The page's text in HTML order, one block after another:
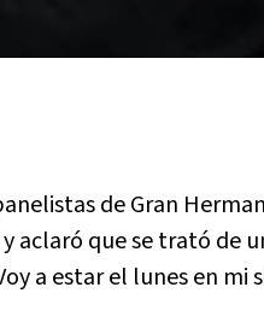
de Gran
aclaró que se trató de
a estar el lunes en mi